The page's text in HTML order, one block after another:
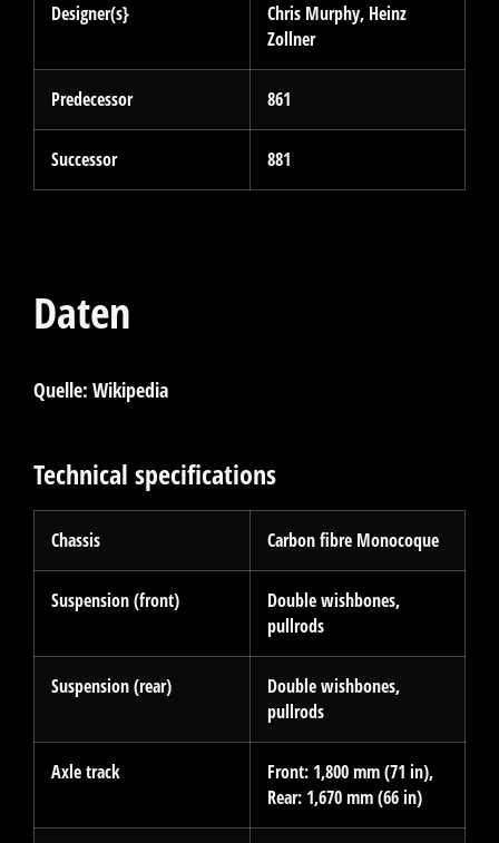
Designer(s}
Chris Murphy, Heinz
Zollner
Predecessor 861
Successor 881
Daten
Quelle: Wikipedia
Technical specifications
Chassis Carbon fibre Monocoque
Suspension (front)
Double wishbones,
pullrods
Suspension (rear)
Double wishbones,
pullrods
Axle track
Front: 1,800 mm (71 in),
Rear: 1,670 mm (66 in)